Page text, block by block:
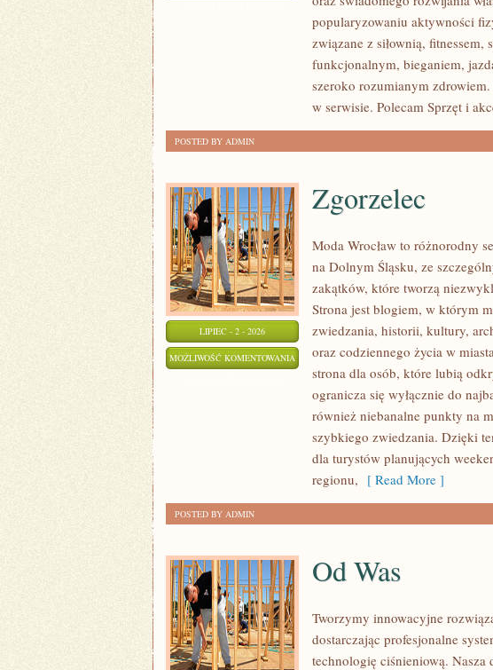
SIŁOWY
popularyzowaniu aktywności
związane z siłownią,
funkcjonalnym, bieganiem,
szeroko rozumianym
w serwisie. Polecam Sprzęt i
POSTED BY ADMIN
LIPIEC - 2 - 2026
MOŻLIWOŚĆ KOMENTOWANIA ZGORZELEC
Zgorzelec
Moda Wrocław to różnorodny
na Dolnym Śląsku, ze
zakątków, które tworzą
Strona jest blogiem, w którym
zwiedzania, historii, kultury,
oraz codziennego życia w
strona dla osób, które lubią
ogranicza się wyłącznie do
również niebanalne punkty na
szybkiego zwiedzania. Dzięki
dla turystów planujących
regionu, [ Read More ]
POSTED BY ADMIN
Od Was
Tworzymy innowacyjne
dostarczając profesjonalne
technologię ciśnieniową. Nasza